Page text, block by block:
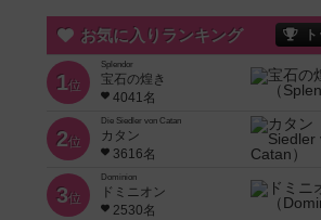
お気に入りランキング
1位
Splendor
宝石の煌き
4041名
2位
Die Siedler von Catan
カタン
3616名
3位
Dominion
ドミニオン
2530名